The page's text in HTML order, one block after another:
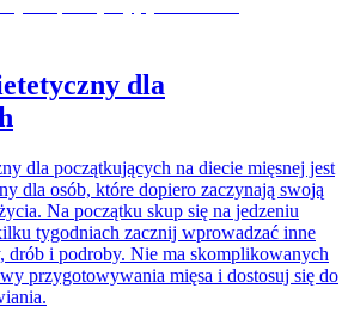
dla
dla początkujących na diecie mięsnej jest
dla osób, które dopiero zaczynają swoją
Na początku skup się na jedzeniu
tygodniach zacznij wprowadzać inne
drób i podroby. Nie ma skomplikowanych
przygotowywania mięsa i dostosuj się do